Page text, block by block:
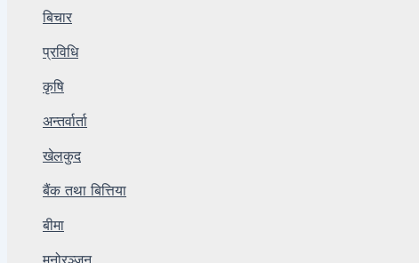
बिचार
प्रविधि
कृषि
अन्तर्वार्ता
खेलकुद
बैंक तथा बित्तिया
बीमा